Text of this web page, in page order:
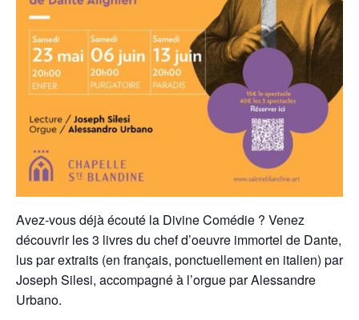
Avez-vous déjà écouté la Divine Comédie ? Venez
découvrir les 3 livres du chef d’oeuvre immortel de Dante,
lus par extraits (en français, ponctuellement en italien) par
Joseph Silesi, accompagné à l’orgue par Alessandre
Urbano.